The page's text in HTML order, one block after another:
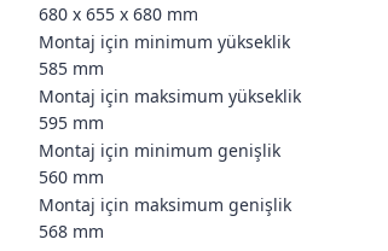
680 x 655 x 680 mm
Montaj için minimum yükseklik
585 mm
Montaj için maksimum yükseklik
595 mm
Montaj için minimum genişlik
560 mm
Montaj için maksimum genişlik
568 mm